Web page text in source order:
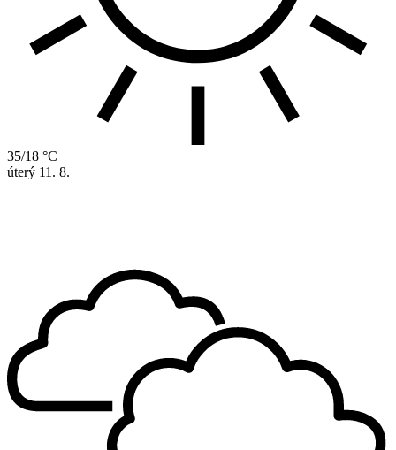
35/18 °C
úterý 11. 8.